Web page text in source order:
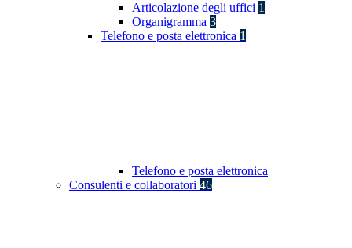
Articolazione degli uffici 1
Organigramma 3
Telefono e posta elettronica 1
Telefono e posta elettronica
Consulenti e collaboratori 46